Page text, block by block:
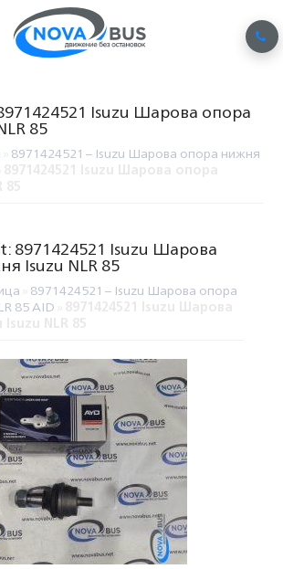
Isuzu Шарова опора
85
8971424521 – Isuzu Шарова опора нижня
8971424521 Isuzu Шарова
Isuzu NLR 85
8971424521 – Isuzu Шарова опора
85 AID